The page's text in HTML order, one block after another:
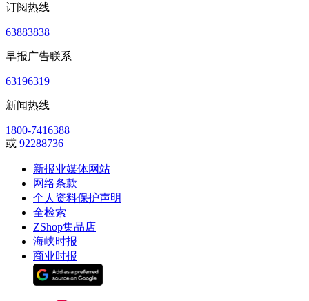
订阅热线
63883838
早报广告联系
63196319
新闻热线
1800-7416388
或 92288736
新报业媒体网站
网络条款
个人资料保护声明
全检索
ZShop集品店
海峡时报
商业时报